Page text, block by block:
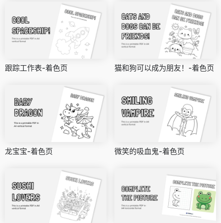
跟踪工作表-着色页 猫和狗可以成为朋友！-着色页
龙宝宝-着色页 微笑的吸血鬼-着色页